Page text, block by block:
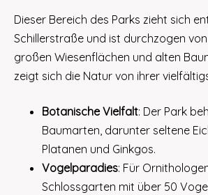
Dieser Bereich des Parks zieht sich
Schillerstraße und ist durchzogen
großen Wiesenflächen und alten
zeigt sich die Natur von ihrer
Botanische Vielfalt: Der Park
Baumarten, darunter seltene
Platanen und Ginkgos.
Vogelparadies: Für
Schlossgarten mit über 50